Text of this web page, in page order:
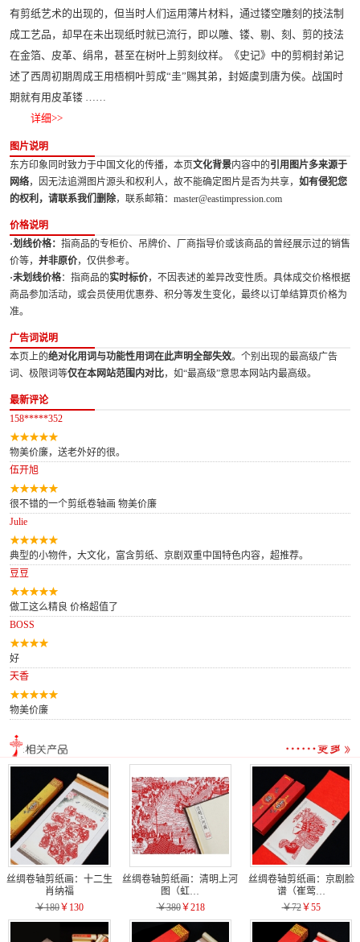
有剪纸艺术的出现的，但当时人们运用薄片材料，通过镂空雕刻的技法制
成工艺品，却早在未出现纸时就已流行，即以雕、镂、剔、刻、剪的技法
在金箔、皮革、绢帛，甚至在树叶上剪刻纹样。《史记》中的剪桐封弟记
述了西周初期周成王用梧桐叶剪成“圭”赐其弟，封姬虞到唐为侯。战国时
期就有用皮革镂 ……
详细>>
图片说明
东方印象同时致力于中国文化的传播，本页文化背景内容中的引用图片多来源于
网络，因无法追溯图片源头和权利人，故不能确定图片是否为共享， 如有侵犯您
的权利，请联系我们删除，联系邮箱：master@eastimpression.com
价格说明
·划线价格： 指商品的专柜价、吊牌价、厂商指导价或该商品的曾经展示过的销售
价等， 并非原价，仅供参考。
·未划线价格：指商品的实时标价，不因表述的差异改变性质。具体成交价格根据
商品参加活动，或会员使用优惠券、积分等发生变化，最终以订单结算页价格为
准。
广告词说明
本页上的绝对化用词与功能性用词在此声明全部失效。个别出现的最高级广告
词、极限词等仅在本网站范围内对比，如“最高级”意思本网站内最高级。
最新评论
158*****352
物美价廉，送老外好的很。
伍开旭
很不错的一个剪纸卷轴画 物美价廉
Julie
典型的小物件，大文化，富含剪纸、京剧双重中国特色内容，超推荐。
豆豆
做工这么精良 价格超值了
BOSS
好
天香
物美价廉
丝绸卷轴剪纸画：十二生
肖纳福
￥180￥130
丝绸卷轴剪纸画：清明上河
图（虹…
￥380￥218
丝绸卷轴剪纸画：京剧脸
谱（崔莺…
￥72￥55